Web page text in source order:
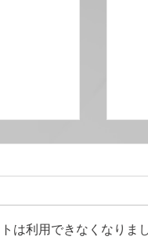
設定
こと
の宛先
は利用できなくなりま